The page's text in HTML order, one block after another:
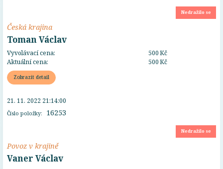
Nedražilo se
Česká krajina
Toman Václav
Vyvolávací cena:
500 Kč
Aktuální cena:
500 Kč
Zobrazit detail
Číslo položky: 16253
21. 11. 2022 21:14:00
Nedražilo se
Povoz v krajině
Vaner Václav